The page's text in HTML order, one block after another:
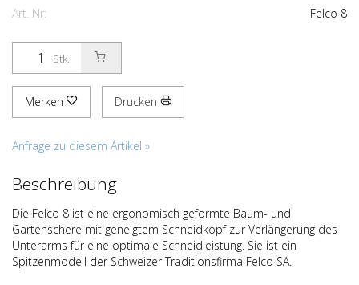
Art. Nr: Felco 8
Stk.
Merken Drucken
Anfrage zu diesem Artikel »
Beschreibung
Die Felco 8 ist eine ergonomisch geformte Baum- und
Gartenschere mit geneigtem Schneidkopf zur Verlängerung des
Unterarms für eine optimale Schneidleistung. Sie ist ein
Spitzenmodell der Schweizer Traditionsfirma Felco SA.